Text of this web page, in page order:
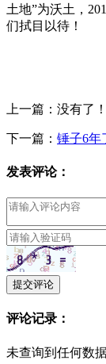
土地”为沃土，
们拭目以待！
上一篇：没有了！
下一篇： 锤子6年
发表评论：
提交评论
评论记录：
未查询到任何数据